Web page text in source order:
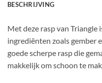
BESCHRIJVING
Met deze rasp van Triangle
ingrediënten zoals gember
goede scherpe rasp die
makkelijk om schoon te